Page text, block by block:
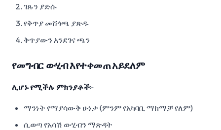
ገጹን ያድሱ
የቅጥያ መሸጎጫ ያጽዱ
ቅጥያውን እንደገና ጫን
የመግብር ውሂብ እየተቀመጠ አይደለም
ሊሆኑ የሚችሉ ምክንያቶች፦
ማንነት የማያሳውቅ ሁነታ (ምንም የአካባቢ ማከማቻ የለም)
ሲወጣ የአሳሽ ውሂብን ማጽዳት